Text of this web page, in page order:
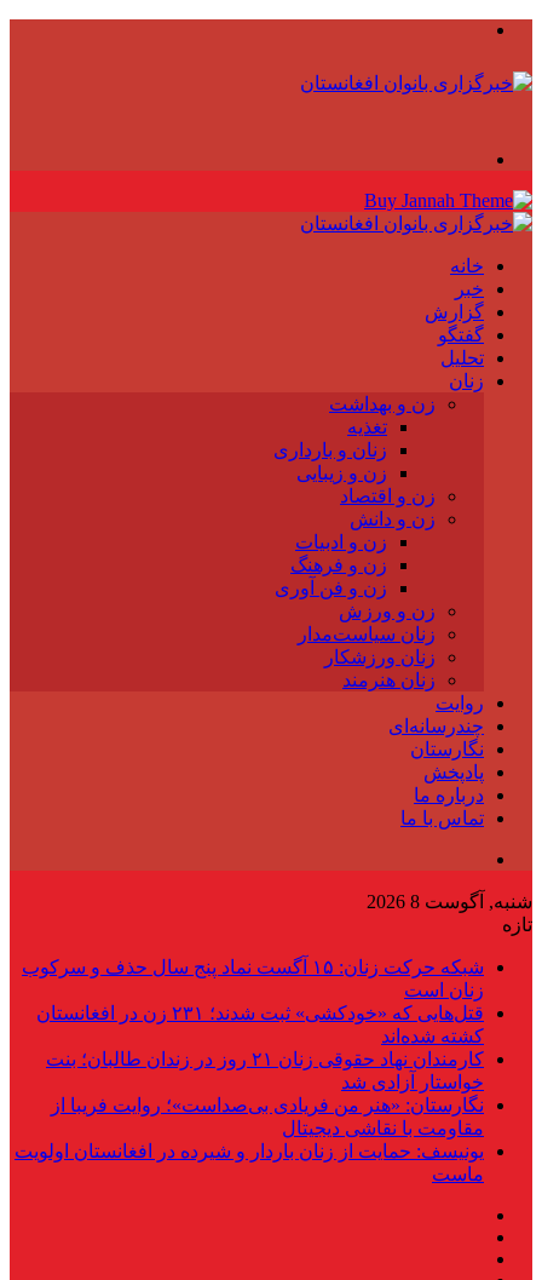
خانه
خبر
گزارش
گفتگو
تحلیل
زنان
زن و بهداشت
تغذیه
زنان و بارداری
زن و زیبایی
زن و اقتصاد
زن و دانش
زن و ادبیات
زن و فرهنگ
زن و فن آوری
زن و ورزش
زنان سیاست‌مدار
زنان ورزشکار
زنان هنرمند
روایت
چندرسانه‌ای
نگارستان
پادپخش
درباره ما
تماس با ما
شنبه, آگوست 8 2026
تازه
شبکه حرکت زنان: ۱۵ آگست نماد پنج سال حذف و سرکوب
زنان است
قتل‌هایی که «خودکشی» ثبت شدند؛ ۲۳۱ زن در افغانستان
کشته شده‌اند
کارمندان نهاد حقوقی زنان ۲۱ روز در زندان طالبان؛ بنت
خواستار آزادی شد
نگارستان: «هنر من فریادی بی‌صداست»؛ روایت فریبا از
مقاومت با نقاشی دیجیتال
یونیسف: حمایت از زنان باردار و شیرده در افغانستان اولویت
ماست